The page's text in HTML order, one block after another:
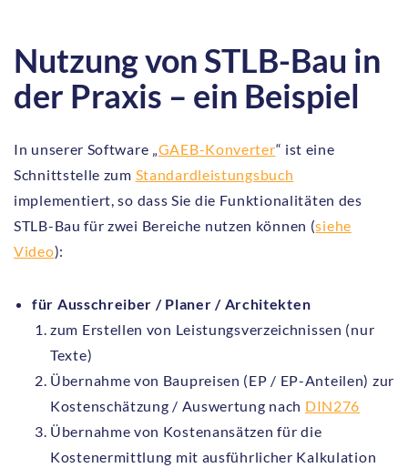
Nutzung von STLB-Bau in
der Praxis – ein Beispiel
In unserer Software „GAEB-Konverter“ ist eine
Schnittstelle zum Standardleistungsbuch
implementiert, so dass Sie die Funktionalitäten des
STLB-Bau für zwei Bereiche nutzen können (siehe
Video):
für Ausschreiber / Planer / Architekten
zum Erstellen von Leistungsverzeichnissen (nur
Texte)
Übernahme von Baupreisen (EP / EP-Anteilen) zur
Kostenschätzung / Auswertung nach DIN276
Übernahme von Kostenansätzen für die
Kostenermittlung mit ausführlicher Kalkulation